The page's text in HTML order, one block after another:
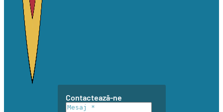
Contactează-ne